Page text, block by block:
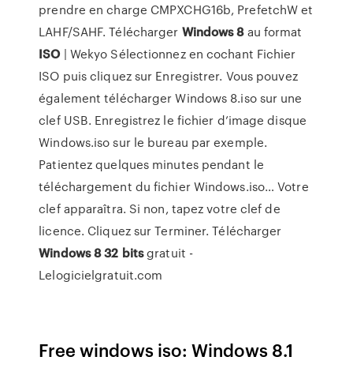
prendre en charge CMPXCHG16b, PrefetchW et
LAHF/SAHF. Télécharger Windows8au format
ISO | Wekyo Sélectionnez en cochant Fichier
ISO puis cliquez sur Enregistrer. Vous pouvez
également télécharger Windows 8.iso sur une
clef USB. Enregistrez le fichier d’image disque
Windows.iso sur le bureau par exemple.
Patientez quelques minutes pendant le
téléchargement du fichier Windows.iso… Votre
clef apparaîtra. Si non, tapez votre clef de
licence. Cliquez sur Terminer. Télécharger
Windows832 bitsgratuit -
Lelogicielgratuit.com
Free windows iso: Windows 8.1